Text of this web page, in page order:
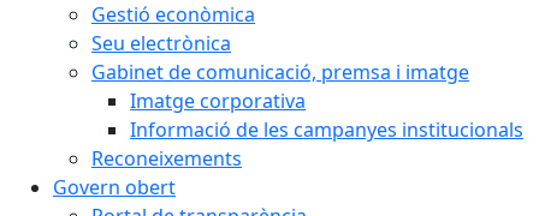
Gestió econòmica
Seu electrònica
Gabinet de comunicació, premsa i imatge
Imatge corporativa
Informació de les campanyes institucionals
Reconeixements
Govern obert